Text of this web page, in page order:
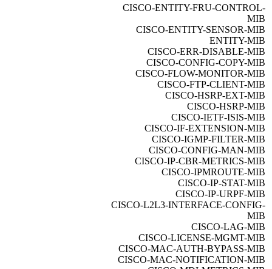
CISCO-ENTITY-FRU-CONTROL-
MIB
CISCO-ENTITY-SENSOR-MIB
ENTITY-MIB
CISCO-ERR-DISABLE-MIB
CISCO-CONFIG-COPY-MIB
CISCO-FLOW-MONITOR-MIB
CISCO-FTP-CLIENT-MIB
CISCO-HSRP-EXT-MIB
CISCO-HSRP-MIB
CISCO-IETF-ISIS-MIB
CISCO-IF-EXTENSION-MIB
CISCO-IGMP-FILTER-MIB
CISCO-CONFIG-MAN-MIB
CISCO-IP-CBR-METRICS-MIB
CISCO-IPMROUTE-MIB
CISCO-IP-STAT-MIB
CISCO-IP-URPF-MIB
CISCO-L2L3-INTERFACE-CONFIG-
MIB
CISCO-LAG-MIB
CISCO-LICENSE-MGMT-MIB
CISCO-MAC-AUTH-BYPASS-MIB
CISCO-MAC-NOTIFICATION-MIB